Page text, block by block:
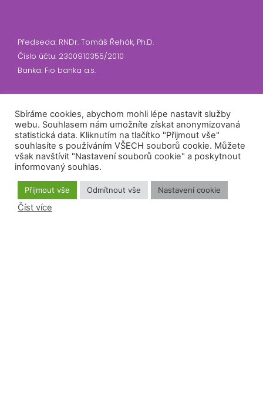
Předseda: RNDr. Tomáš Řehák, Ph.D.
Číslo účtu: 2300910355/2010
Banka: Fio banka a.s.
Přihlášení odběru
Sbíráme cookies, abychom mohli lépe nastavit služby
webu. Souhlasem nám umožníte získat anonymizovaná
statistická data. Kliknutím na tlačítko "Přijmout vše"
souhlasíte s používáním VŠECH souborů cookie. Můžete
však navštívit "Nastavení souborů cookie" a poskytnout
informovaný souhlas.
Přijmout vše Odmítnout vše Nastavení cookie
Číst více